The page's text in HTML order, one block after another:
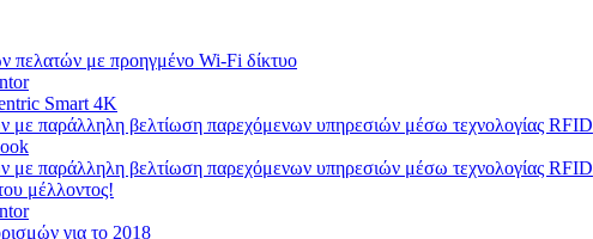
πελατών με προηγμένο Wi-Fi δίκτυο
Smart 4K
με παράλληλη βελτίωση παρεχόμενων υπηρεσιών μέσω τεχνολογίας RFID
με παράλληλη βελτίωση παρεχόμενων υπηρεσιών μέσω τεχνολογίας RFID
μέλλοντος!
για το 2018